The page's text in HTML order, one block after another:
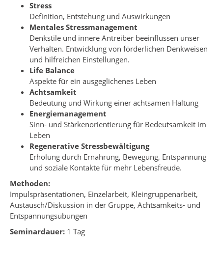
Stress
Definition, Entstehung und Auswirkungen
Mentales Stressmanagement
Denkstile und innere Antreiber beeinflussen unser
Verhalten. Entwicklung von förderlichen Denkweisen
und hilfreichen Einstellungen.
Life Balance
Aspekte für ein ausgeglichenes Leben
Achtsamkeit
Bedeutung und Wirkung einer achtsamen Haltung
Energiemanagement
Sinn- und Stärkenorientierung für Bedeutsamkeit im
Leben
Regenerative Stressbewältigung
Erholung durch Ernährung, Bewegung, Entspannung
und soziale Kontakte für mehr Lebensfreude.
Methoden:
Impulspräsentationen, Einzelarbeit, Kleingruppenarbeit,
Austausch/Diskussion in der Gruppe, Achtsamkeits- und
Entspannungsübungen
Seminardauer: 1 Tag